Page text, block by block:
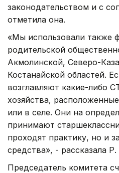
законодательством и с
отметила она.
«Мы использовали также
родительской
Акмолинской, Северо-
Костанайской областей.
возглавляют какие-либо
хозяйства,
или в селе. Они на
принимают
проходят практику, но и
средства», - рассказала
Председатель комитета